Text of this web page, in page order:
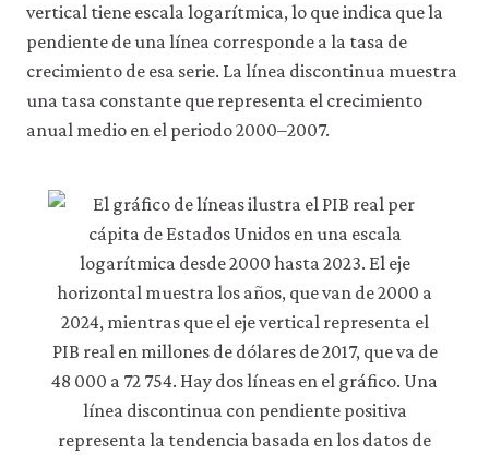
vertical tiene escala logarítmica, lo que indica que la
pendiente de una línea corresponde a la tasa de
crecimiento de esa serie. La línea discontinua muestra
una tasa constante que representa el crecimiento
anual medio en el periodo 2000–2007.